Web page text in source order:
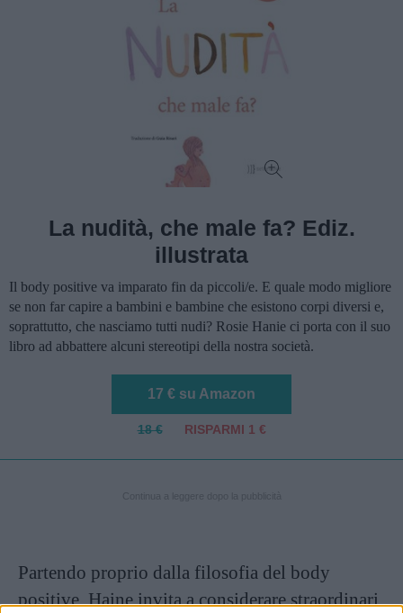
La nudità, che male fa? Ediz.
illustrata
Il body positive va imparato fin da piccoli/e. E quale modo migliore
se non far capire a bambini e bambine che esistono corpi diversi e,
soprattutto, che nasciamo tutti nudi? Rosie Hanie ci porta con il suo
libro ad abbattere alcuni stereotipi della nostra società.
17 € su Amazon
18 € RISPARMI 1 €
Partendo proprio dalla filosofia del body
positive, Haine invita a considerare straordinari